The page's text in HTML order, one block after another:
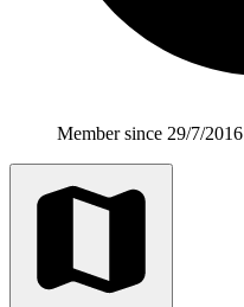
Member since 29/7/2016